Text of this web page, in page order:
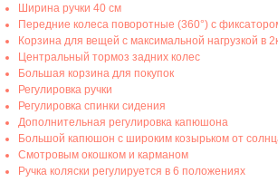
Ширина ручки 40 см
Передние колеса поворотные (360°) с
Корзина для вещей с максимальной нагрузкой в
Центральный тормоз задних колес
Большая корзина для покупок
Регулировка ручки
Регулировка спинки сидения
Дополнительная регулировка капюшона
Большой капюшон с широким козырьком от
Смотровым окошком и карманом
Ручка коляски регулируется в 6 положениях